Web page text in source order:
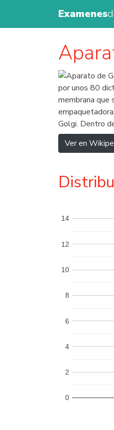
Examenes
por unos 80
membrana que
Golgi. Dentro
Ver en
0
2
4
6
8
10
12
14